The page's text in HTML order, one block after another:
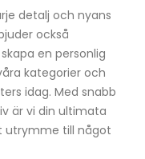
detalj och nyans
också
en personlig
kategorier och
idag. Med snabb
är vi din ultimata
utrymme till något